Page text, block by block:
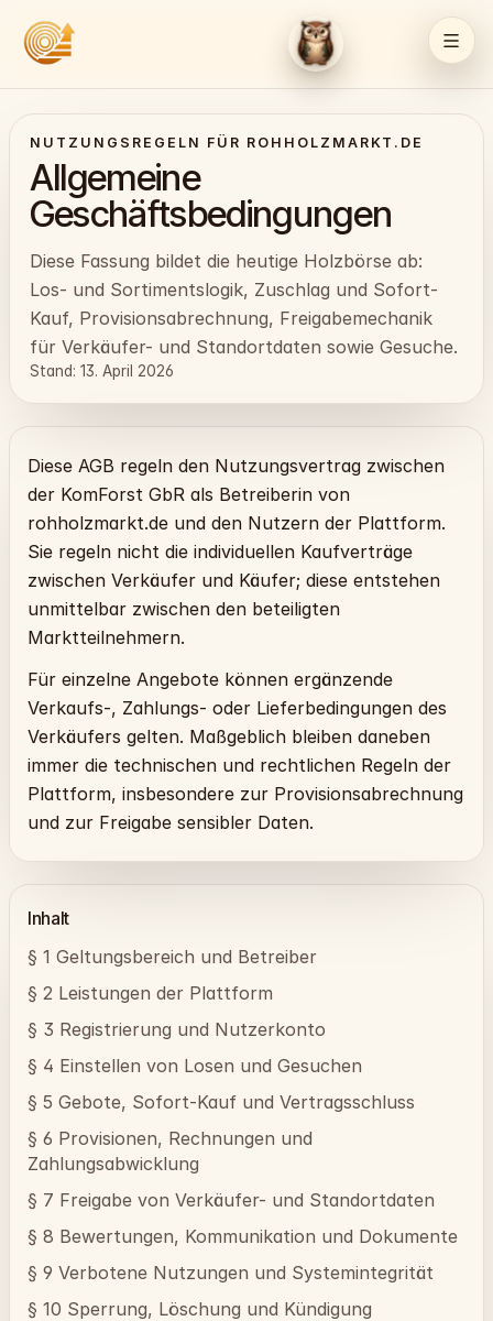
NUTZUNGSREGELN FÜR ROHHOLZMARKT.DE
Allgemeine
Geschäftsbedingungen
Diese Fassung bildet die heutige Holzbörse ab:
Los- und Sortimentslogik, Zuschlag und Sofort-
Kauf, Provisionsabrechnung, Freigabemechanik
für Verkäufer- und Standortdaten sowie Gesuche.
Stand: 13. April 2026
Diese AGB regeln den Nutzungsvertrag zwischen
der KomForst GbR als Betreiberin von
rohholzmarkt.de und den Nutzern der Plattform.
Sie regeln nicht die individuellen Kaufverträge
zwischen Verkäufer und Käufer; diese entstehen
unmittelbar zwischen den beteiligten
Marktteilnehmern.
Für einzelne Angebote können ergänzende
Verkaufs-, Zahlungs- oder Lieferbedingungen des
Verkäufers gelten. Maßgeblich bleiben daneben
immer die technischen und rechtlichen Regeln der
Plattform, insbesondere zur Provisionsabrechnung
und zur Freigabe sensibler Daten.
Inhalt
§ 1 Geltungsbereich und Betreiber
§ 2 Leistungen der Plattform
§ 3 Registrierung und Nutzerkonto
§ 4 Einstellen von Losen und Gesuchen
§ 5 Gebote, Sofort-Kauf und Vertragsschluss
§ 6 Provisionen, Rechnungen und
Zahlungsabwicklung
§ 7 Freigabe von Verkäufer- und Standortdaten
§ 8 Bewertungen, Kommunikation und Dokumente
§ 9 Verbotene Nutzungen und Systemintegrität
§ 10 Sperrung, Löschung und Kündigung